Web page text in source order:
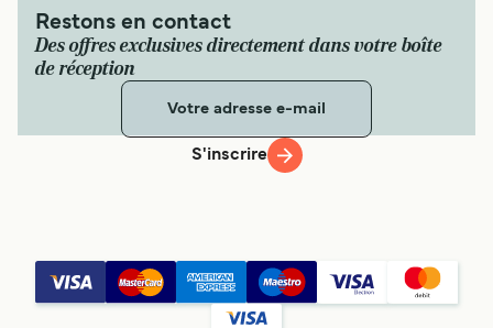
Restons en contact
Des offres exclusives directement dans votre boîte
de réception
S'inscrire